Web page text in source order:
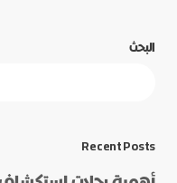
البحث
Recent Posts